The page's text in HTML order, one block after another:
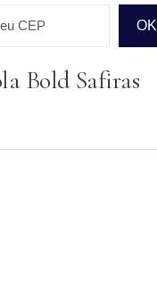
CEP OK
para o CEP
Bold Safiras